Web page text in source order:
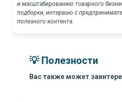
и масштабированию товарного
подборки, интервью с
полезного контента.
💡 Полезности
Вас также может